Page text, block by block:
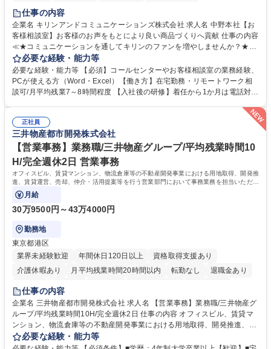
仕事の内容
企業名 キリンアンドコミュニケーションズ株式会社 求人名 中野本社【お
客様相談室】お客様のお声をもとにより良い商品づくりへ貢献 仕事の内容
≪★コミュニケーションを通してキリンのファンを増やしませんか？★≫
お客様のお声をより良い商品づくりに活かしていく上で、窓口となるお客
様相談室でのお仕事です。 日々お客様からいただくキリングループへのご
意見を、企業活動に活かしています。お客様からの声に迅速かつ誠意をも
って対応、情報提供するとともにグループ内活動に反映しています。 【具
人チャットボット対応など。 【1日の対応件数】■電話：月間一人当たり
平均100件前後■メール・手紙：同上40件前後 募集職種 中野本社【お客様
相談室】お客様のお声をもとにより良い商品づくりへ貢献
必要な経験・能力等
必要な経験・能力等 【必須】コールセンターやお客様相談室の業務経験、
PCが使える方（Word・Excel）【働き方】在宅勤務・リモートワーク相
談可/月平均残業7～8時間程度 【入社後の研修】着任から1か月は電話対応
施する予定です。独り立ち以降もしっかりフォローする体制を整えていま
すのでご安心ください。 【当社について】キリングループの広報機能を担
う会社として、お客様との出会いを大切にし、磨き上げたホスピタリティ
を込めてコミュニケーションをとりながら広報関連業務を行っておりま
す。 学歴・資格 学歴：大学院 大学 高専 短大 専修学校 高校 語学力： 資
格：
正社員
三井物産都市開発株式会社
【営業事務】業務職/三井物産グループ/平均残業時間10
H/完全週休2日 営業事務
オフィスビル、賃貸マンション、物流倉庫等の不動産開発事業における用地取得、開発推
進、賃貸運営、売却、仲介・活用提案等を行う営業部門において事務業務を担当いただき
ます。
月給
30万9500円～43万4000円
勤務地
東京都港区
業界未経験歓迎
年間休日120日以上
資格取得支援あり
介護休暇あり
月平均残業時間20時間以内 転勤なし
退職金あり
在宅OK
賞与あり
駅近5分以内
土日祝休み 寮・社宅あり
仕事の内容
企業名 三井物産都市開発株式会社 求人名 【営業事務】業務職/三井物産グ
ループ/平均残業時間10H/完全週休2日 仕事の内容 オフィスビル、賃貸マ
ンション、物流倉庫等の不動産開発事業における用地取得、開発推進、賃
貸運営、売却、仲介・活用提案等を行う営業部門において事務業務を担当
いただきます。 【詳細】・契約書管理、契約書製本、捺印対応、ファイリ
必要な経験・能力等